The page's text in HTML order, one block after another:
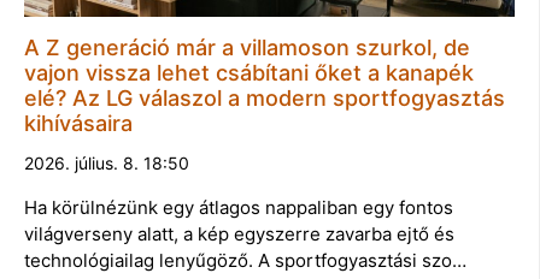
A Z generáció már a villamoson szurkol, de
vajon vissza lehet csábítani őket a kanapék
elé? Az LG válaszol a modern sportfogyasztás
kihívásaira
2026. július. 8. 18:50
Ha körülnézünk egy átlagos nappaliban egy fontos
világverseny alatt, a kép egyszerre zavarba ejtő és
technológiailag lenyűgöző. A sportfogyasztási szo…